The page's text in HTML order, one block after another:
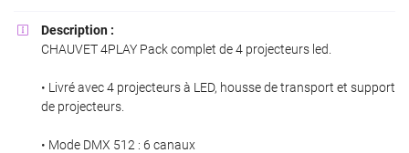
Adresse email de réception
Recopier le code ci-contre
Rafraîchir le captcha

Description :
CHAUVET 4PLAY Pack complet de 4 projecteurs led.
• Livré avec 4 projecteurs à LED, housse de transport et support
de projecteurs.
• Mode DMX 512 : 6 canaux